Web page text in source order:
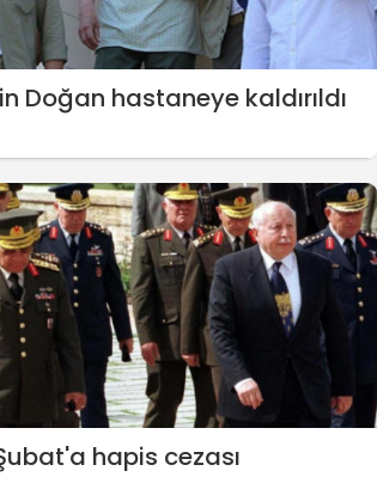
Doğan hastaneye kaldırıldı
hapis cezası